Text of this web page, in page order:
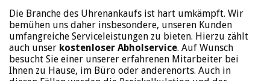
Die Branche des Uhrenankaufs ist hart umkämpft. Wir
bemühen uns daher insbesondere, unseren Kunden
umfangreiche Serviceleistungen zu bieten. Hierzu zählt
auch unser kostenloser Abholservice. Auf Wunsch
besucht Sie einer unserer erfahrenen Mitarbeiter bei
Ihnen zu Hause, im Büro oder anderenorts. Auch in